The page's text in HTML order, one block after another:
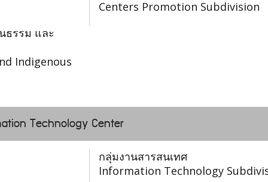
Centers Promotion Subdivision
ธรรม และ
Indigenous
Technology Center
กลุ่มงานสารสนเทศ
Information Technology